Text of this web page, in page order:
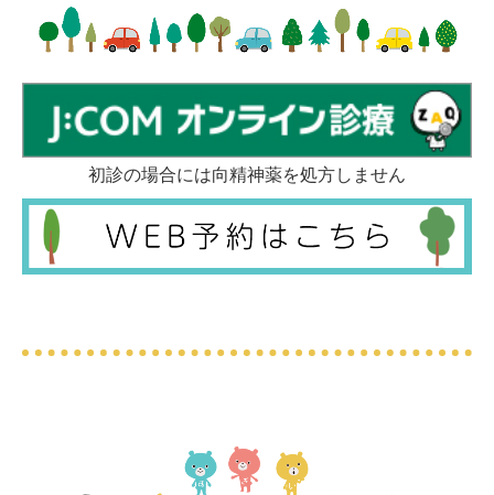
初診の場合には向精神薬を処方しません